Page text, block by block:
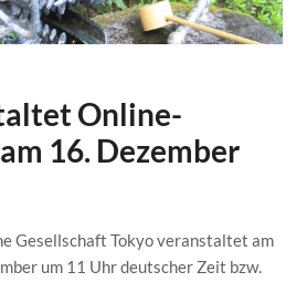
Online-
16. Dezember
Gesellschaft Tokyo veranstaltet am
um 11 Uhr deutscher Zeit bzw.